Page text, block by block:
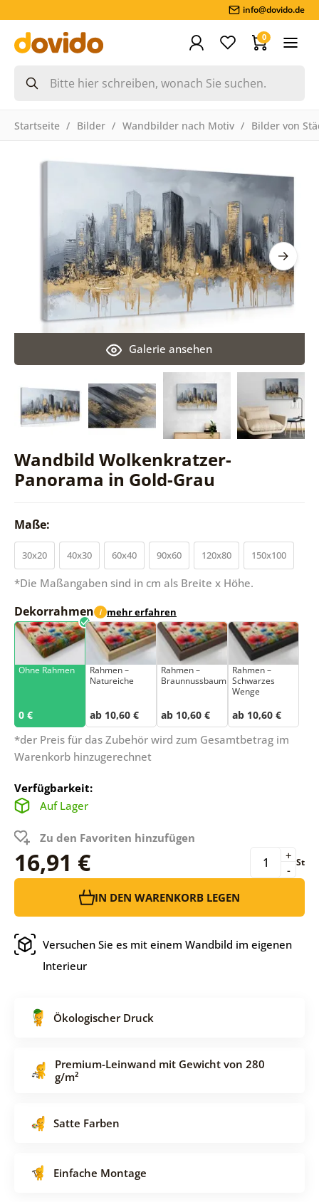
info@dovido.de
0
Startseite Bilder Wandbilder nach Motiv Bilder von
Wandbild Wolkenkratzer-
Panorama in Gold-Grau
Galerie ansehen
Maße:
30x20 40x30 60x40 90x60 120x80 150x100
*Die Maßangaben sind in cm als Breite x Höhe.
Dekorrahmen i mehr erfahren
Ohne Rahmen
0 €
Rahmen –
Natureiche
ab 10,60 €
Rahmen –
Braunnussbaum
ab 10,60 €
Rahmen –
Schwarzes
Wenge
ab 10,60 €
*der Preis für das Zubehör wird zum Gesamtbetrag im
Warenkorb hinzugerechnet
Verfügbarkeit:
Auf Lager
Zu den Favoriten hinzufügen
16,91 € -
+ St
IN DEN WARENKORB LEGEN
Versuchen Sie es mit einem Wandbild im eigenen
Interieur
Ökologischer Druck
Premium-Leinwand mit Gewicht von 280
g/m²
Satte Farben
Einfache Montage